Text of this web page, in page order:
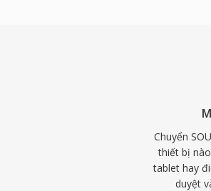
khiến nó trở
duyệt hiện đại
Discord, Zoom
gian thực.Chuyển
thiết bị
tablet hay
duyệt